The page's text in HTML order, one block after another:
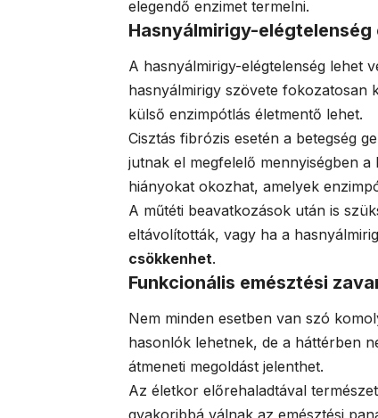
elegendő enzimet termelni.
Hasnyálmirigy-elégtelenség
A hasnyálmirigy-elégtelenség lehet
hasnyálmirigy szövete fokozatosan
külső enzimpótlás életmentő lehet.
Cisztás fibrózis esetén a betegség
jutnak el megfelelő mennyiségben a
hiányokat okozhat, amelyek
A műtéti beavatkozások után is
eltávolították, vagy ha a
csökkenhet.
Funkcionális emésztési
Nem minden esetben van szó
hasonlók lehetnek, de a háttérben
átmeneti megoldást jelenthet.
Az életkor előrehaladtával